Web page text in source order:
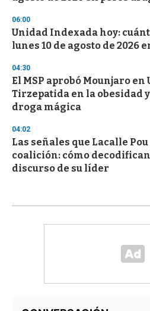
06:00
Unidad Indexada hoy:
lunes 10 de agosto de 2026
04:30
El MSP aprobó Mounjaro
Tirzepatida en la obesidad
droga mágica
04:02
Las señales que Lacalle
coalición: cómo
discurso de su líder